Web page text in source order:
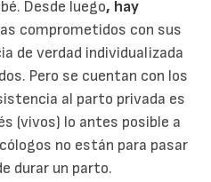
Desde luego, hay
comprometidos con sus
de verdad individualizada
Pero se cuentan con los
al parto privada es
(vivos) lo antes posible a
no están para pasar
durar un parto.